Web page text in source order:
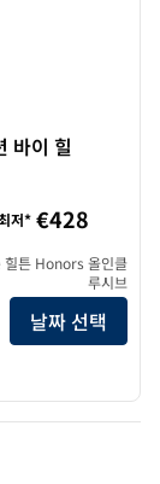
바이 힐
힐튼의 호텔 정보
저* €428
튼 Honors 올인클
루시브
날짜 선택